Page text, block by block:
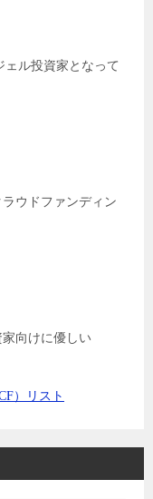
ェル投資家となって
ウドファンディン
向けに優しい
）リスト